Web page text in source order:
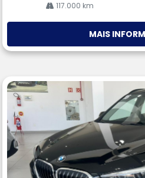
117.000 km
MAIS